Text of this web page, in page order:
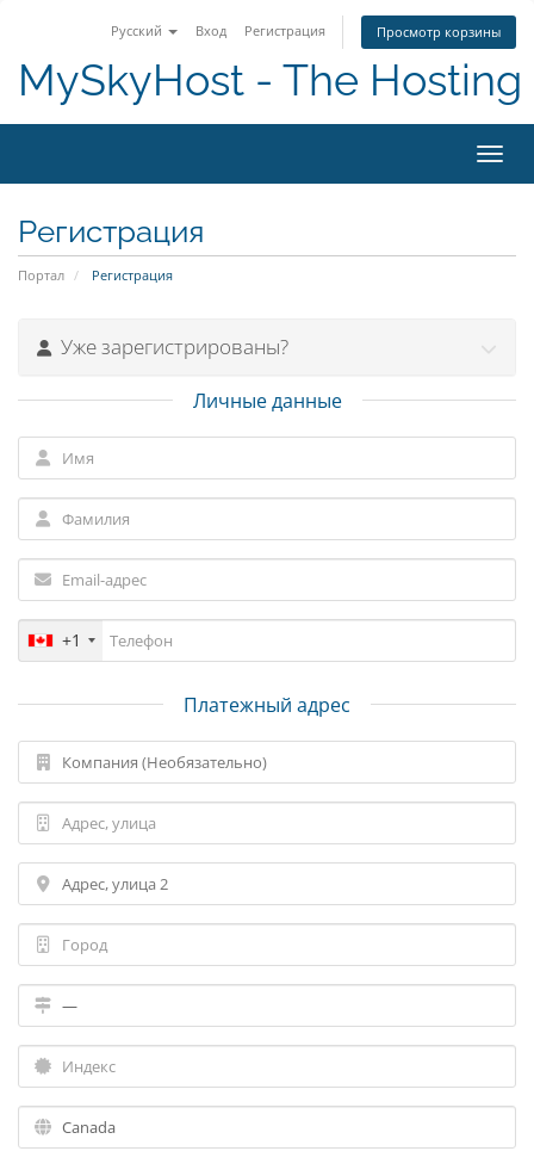
Русский Вход Регистрация Просмотр корзины
MySkyHost - The Hosting
Регистрация
Портал Регистрация
Уже зарегистрированы?
Личные данные
+1
Платежный адрес